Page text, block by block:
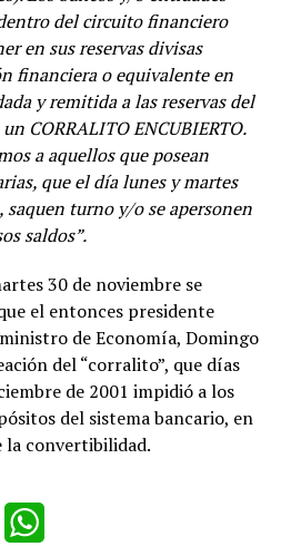
del circuito financiero
en sus reservas divisas
financiera o equivalente en
y remitida a las reservas del
CORRALITO ENCUBIERTO.
a aquellos que posean
que el día lunes y martes
saquen turno y/o se apersonen
saldos”.
30 de noviembre se
el entonces presidente
de Economía, Domingo
del “corralito”, que días
de 2001 impidió a los
del sistema bancario, en
la convertibilidad.
Telegram